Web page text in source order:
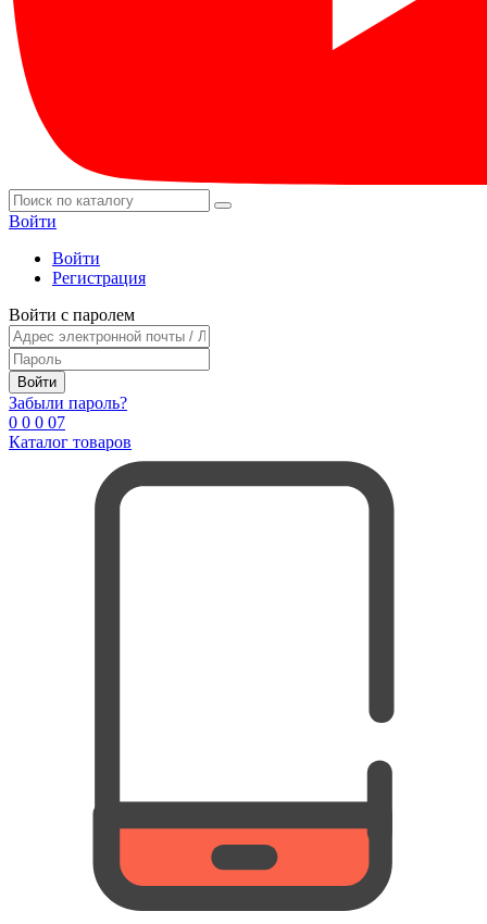
Войти
Войти
Регистрация
Войти с паролем
Войти
Забыли пароль?
0 0 0 07
Каталог товаров